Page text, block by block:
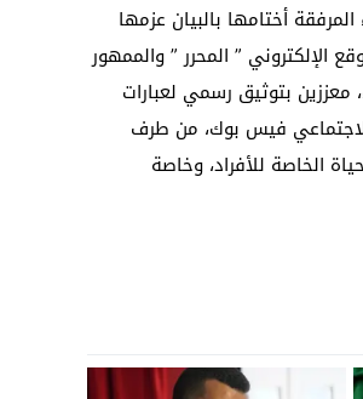
أختامها بالبيان عزمها
الإلكتروني ” المحرر ” والممهور
بتوثيق رسمي لعبارات
فيس بوك، من طرف
الخاصة للأفراد، وخاصة